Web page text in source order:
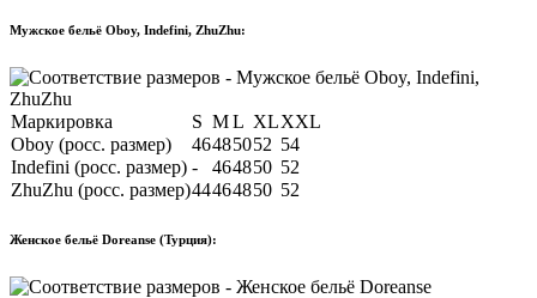
Мужское бельё Oboy, Indefini, ZhuZhu:
Маркировка S ML XLXXL
Oboy (росс. размер)
46485052 54
Indefini (росс. размер) - 464850 52
ZhuZhu (росс. размер)44464850 52
Женское бельё Doreanse (Турция):